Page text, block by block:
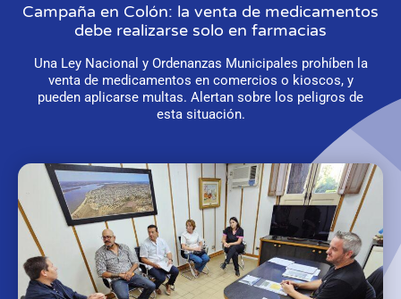
Campaña en Colón: la venta de medicamentos
debe realizarse solo en farmacias
Una Ley Nacional y Ordenanzas Municipales prohíben la
venta de medicamentos en comercios o kioscos, y
pueden aplicarse multas. Alertan sobre los peligros de
esta situación.